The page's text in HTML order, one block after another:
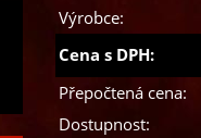
Výrobce:
Cena s DPH:
Přepočtená cena:
Dostupnost: